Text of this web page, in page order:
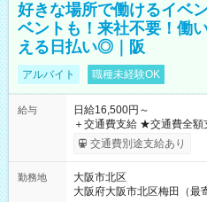
好きな場所で働けるイベ
ベントも！来社不要！働
える日払い◎｜阪
アルバイト 職種未経験OK
給与
日給16,500円～
＋交通費支給 ★交通費全額支給！ ★日払いOK！（規定あり） ┗
働いたその日に現金GET♪
交通費別途支給あり
勤務地
大阪市北区
大阪府大阪市北区梅田（最